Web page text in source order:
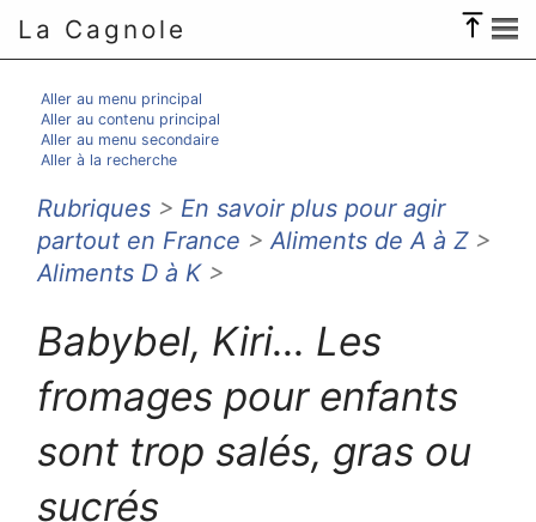
La Cagnole
Aller au menu principal
Aller au contenu principal
Aller au menu secondaire
Aller à la recherche
Rubriques > En savoir plus pour agir
partout en France >Aliments de A à Z>
Aliments D à K>
Babybel, Kiri... Les
fromages pour enfants
sont trop salés, gras ou
sucrés